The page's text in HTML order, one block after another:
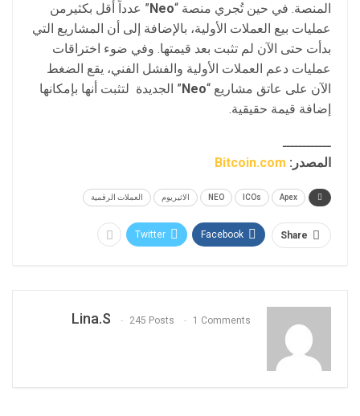
المنصة. في حين تُجري منصة “Neo ” عدداً أقل بكثيرمن
عمليات بيع العملات الأولية، بالإضافة إلى أن المشاريع التي
بدأت حتى الآن لم تثبت بعد قيمتها. وفي ضوء اختراقات
عمليات دعم العملات الأولية والفشل الفني، يقع الضغط
الآن على عاتق مشاريع “Neo ” الجديدة لتثبت أنها بإمكانها
إضافة قيمة حقيقية.
ــــــــــــ
المصدر: Bitcoin.com
Apex
ICOs
NEO الاثيريوم العملات الرقمية
Share
Facebook
Twitter
Lina.s 245 Posts 1 Comments